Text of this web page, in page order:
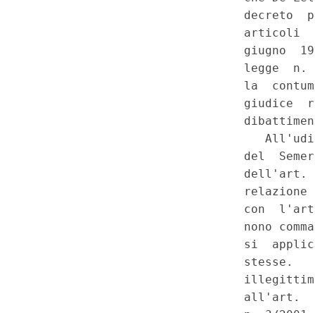
(direttiva 98/34/CE) -
oggetto della ordinanza n.
costituzionale. - Regio
art. 110. - Costituzione, art.
direttiva n. 98/34/CE.
Corte Costituzionale n.36